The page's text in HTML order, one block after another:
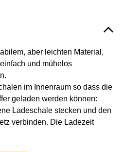
aber leichten Material,
und mühelos
im Innenraum so dass die
geladen werden können:
Ladeschale stecken und den
verbinden. Die Ladezeit